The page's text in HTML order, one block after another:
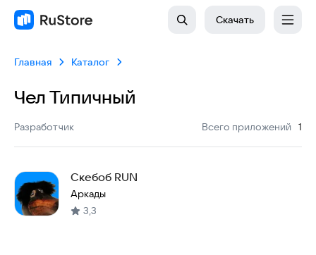
Скачать
Главная Каталог
Чел Типичный
Разработчик Всего приложений
: 1
Скебоб RUN
Аркады
3,3